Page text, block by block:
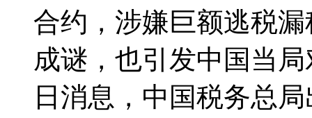
合约，涉嫌巨额逃税
成谜，也引发中国当
日消息，中国税务总